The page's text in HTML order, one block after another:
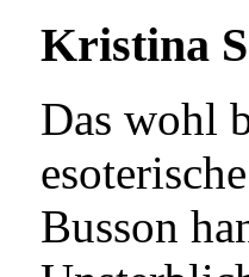
Kristina
Das wohl
Busson